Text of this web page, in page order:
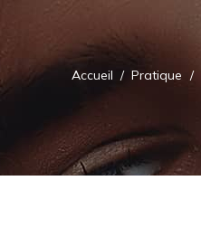
Accueil Pratique